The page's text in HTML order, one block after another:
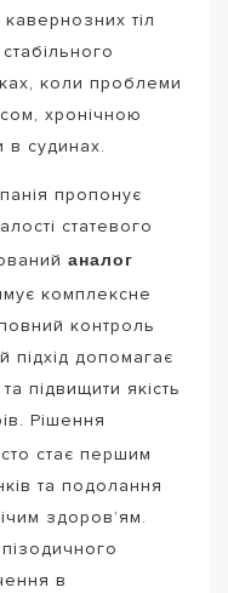
тіл
коли проблеми
хронічною
в судинах.
пропонує
статевого
аналог
комплексне
контроль
підхід допомагає
підвищити якість
Рішення
стає першим
та подолання
здоров’ям.
в